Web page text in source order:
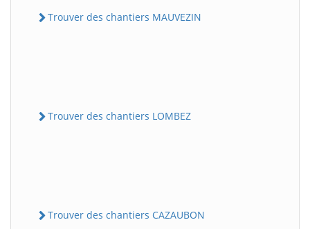
Trouver des chantiers MAUVEZIN
Trouver des chantiers LOMBEZ
Trouver des chantiers CAZAUBON